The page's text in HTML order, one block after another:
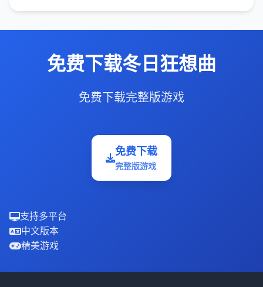
免费下载冬日狂想曲
免费下载完整版游戏
免费下载
完整版游戏
支持多平台
中文版本
精美游戏